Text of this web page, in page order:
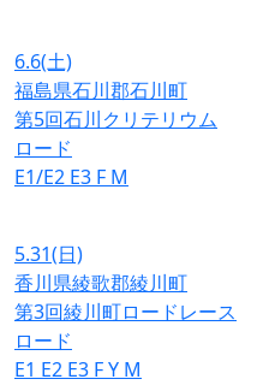
6.6(土)
福島県石川郡石川町
第5回石川クリテリウム
ロード
E1/E2 E3 F M
5.31(日)
香川県綾歌郡綾川町
第3回綾川町ロードレース
ロード
E1 E2 E3 FY M